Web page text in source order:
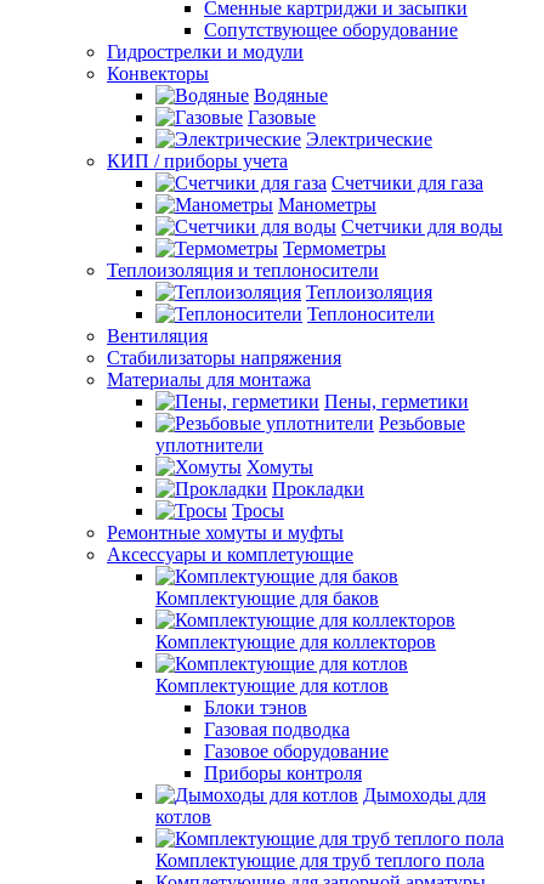
Сменные картриджи и засыпки
Сопутствующее оборудование
Гидрострелки и модули
Конвекторы
Водяные
Газовые
Электрические
КИП / приборы учета
Счетчики для газа
Манометры
Счетчики для воды
Термометры
Теплоизоляция и теплоносители
Теплоизоляция
Теплоносители
Вентиляция
Стабилизаторы напряжения
Материалы для монтажа
Пены, герметики
Резьбовые
уплотнители
Хомуты
Прокладки
Тросы
Ремонтные хомуты и муфты
Аксессуары и комплетующие
Комплектующие для баков
Комплектующие для коллекторов
Комплектующие для котлов
Блоки тэнов
Газовая подводка
Газовое оборудование
Приборы контроля
Дымоходы для
котлов
Комплектующие для труб теплого пола